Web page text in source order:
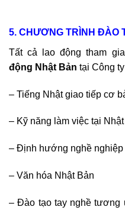
5. CHƯƠNG TRÌNH ĐÀO
Tất cả lao động tham
động Nhật Bản tại Công
– Tiếng Nhật giao tiếp cơ
– Kỹ năng làm việc tại
– Định hướng nghề nghiệp
– Văn hóa Nhật Bản
– Đào tạo tay nghề tương